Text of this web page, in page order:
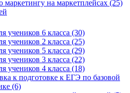
маркетингу на маркетплейсах (25)
учеников 6 класса (30)
учеников 2 класса (25)
учеников 5 класса (29)
учеников 3 класса (22)
учеников 4 класса (18)
к подготовке к ЕГЭ по базовой
(6)